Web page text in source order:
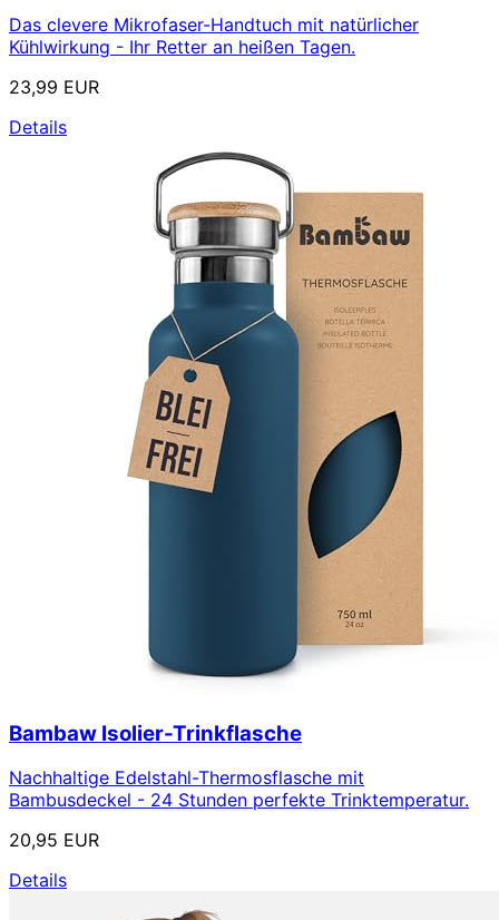
Das clevere Mikrofaser-Handtuch mit natürlicher
Kühlwirkung - Ihr Retter an heißen Tagen.
23,99 EUR
Details
Bambaw Isolier-Trinkflasche
Nachhaltige Edelstahl-Thermosflasche mit
Bambusdeckel - 24 Stunden perfekte Trinktemperatur.
20,95 EUR
Details